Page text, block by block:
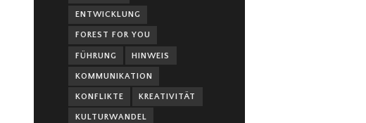
ENTWICKLUNG
FOREST FOR YOU
FÜHRUNG HINWEIS
KOMMUNIKATION
KONFLIKTE KREATIVITÄT
KULTURWANDEL